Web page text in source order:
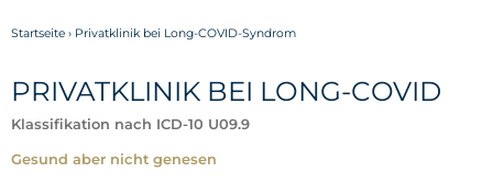
Startseite› Privatklinik bei Long-COVID-Syndrom
PRIVATKLINIK BEI LONG-COVID
Klassifikation nach ICD-10 U09.9
Gesund aber nicht genesen